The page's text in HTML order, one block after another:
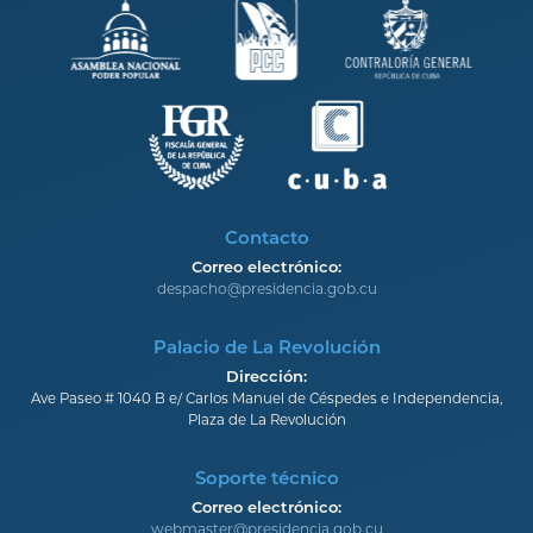
Contacto
Correo electrónico:
despacho@presidencia.gob.cu
Palacio de La Revolución
Dirección:
Ave Paseo # 1040 B e/ Carlos Manuel de Céspedes e Independencia,
Plaza de La Revolución
Soporte técnico
Correo electrónico:
webmaster@presidencia.gob.cu